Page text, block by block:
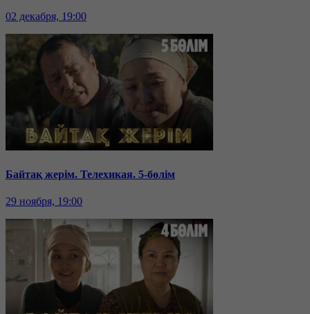
02 декабря, 19:00
Байтақ жерім. Телехикая. 5-бөлім
29 ноября, 19:00